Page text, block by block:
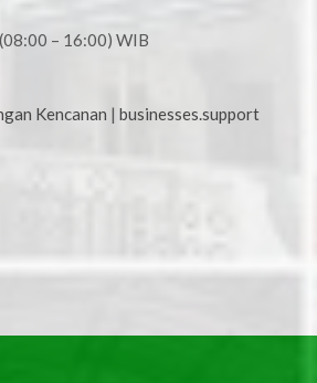
– 16:00) WIB
Kencanan | businesses.support